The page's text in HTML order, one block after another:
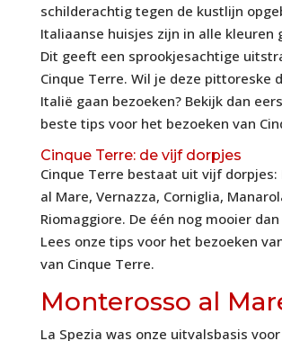
schilderachtig tegen de kustlijn
Italiaanse huisjes zijn in alle kleuren
Dit geeft een sprookjesachtige
Cinque Terre. Wil je deze pittoreske
Italië gaan bezoeken? Bekijk dan
beste tips voor het bezoeken van
Cinque Terre: de vijf dorpjes
Cinque Terre bestaat uit vijf
al Mare, Vernazza, Corniglia,
Riomaggiore. De één nog mooier
Lees onze tips voor het bezoeken
van Cinque Terre.
Monterosso al
La Spezia was onze uitvalsbasis